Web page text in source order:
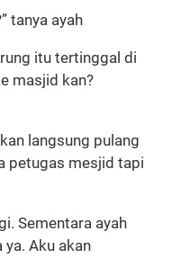
tanya ayah
itu tertinggal di
masjid kan?
langsung pulang
petugas mesjid tapi
Sementara ayah
ya. Aku akan